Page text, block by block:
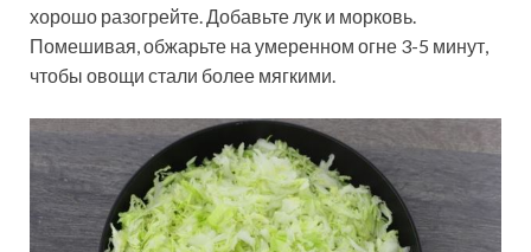
хорошо разогрейте. Добавьте лук и морковь.
Помешивая, обжарьте на умеренном огне 3-5 минут,
чтобы овощи стали более мягкими.